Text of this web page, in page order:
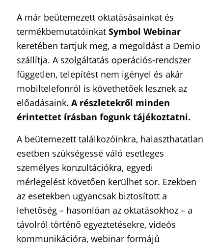
A már beütemezett oktatásásainkat és
termékbemutatóinkat Symbol Webinar
keretében tartjuk meg, a megoldást a Demio
szállítja. A szolgáltatás operációs-rendszer
független, telepítést nem igényel és akár
mobiltelefonról is követhetőek lesznek az
előadásaink. A részletekről minden
érintettet írásban fogunk tájékoztatni.
A beütemezett találkozóinkra, halaszthatatlan
esetben szükségessé váló esetleges
személyes konzultációkra, egyedi
mérlegelést követően kerülhet sor. Ezekben
az esetekben ugyancsak biztosított a
lehetőség – hasonlóan az oktatásokhoz – a
távolról történő egyeztetésekre, videós
kommunikációra, webinar formájú